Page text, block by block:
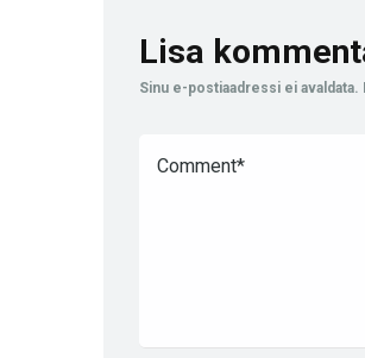
Lisa
Sinu e-postiaadressi ei avaldata.